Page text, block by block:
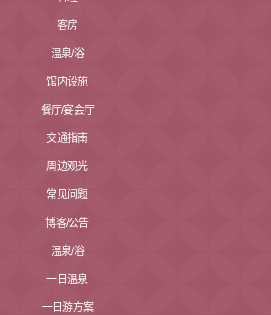
客房
温泉/浴
馆内设施
餐厅/宴会厅
交通指南
周边观光
常见问题
博客/公告
温泉/浴
一日温泉
一日游方案